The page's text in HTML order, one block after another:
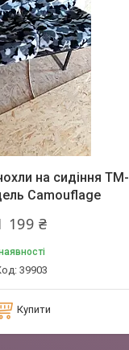
на сидіння TM-
Camouflage
199 ₴
39903
Купити